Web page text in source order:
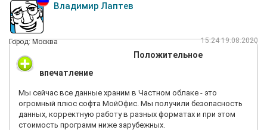
Владимир Лаптев
Город: Москва 15:24 19.08.2020
Положительное
впечатление
Мы сейчас все данные храним в Частном облаке - это
огромный плюс софта МойОфис. Мы получили безопасность
данных, корректную работу в разных форматах и при этом
стоимость программ ниже зарубежных.